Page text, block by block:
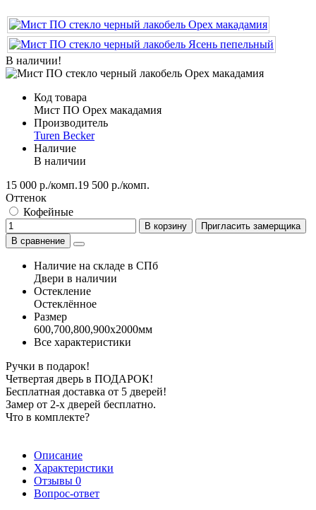
В наличии!
Код товара
Мист ПО Орех макадамия
Производитель
Turen Becker
Наличие
В наличии
15 000 р./комп.19 500 р./комп.
Оттенок
Кофейные
В корзину
Пригласить замерщика
В сравнение
Наличие на складе в СПб
Двери в наличии
Остекление
Остеклённое
Размер
600,700,800,900х2000мм
Все характеристики
Ручки в подарок!
Четвертая дверь в ПОДАРОК!
Бесплатная доставка от 5 дверей!
Замер от 2-х дверей бесплатно.
Что в комплекте?
Описание
Характеристики
Отзывы 0
Вопрос-ответ